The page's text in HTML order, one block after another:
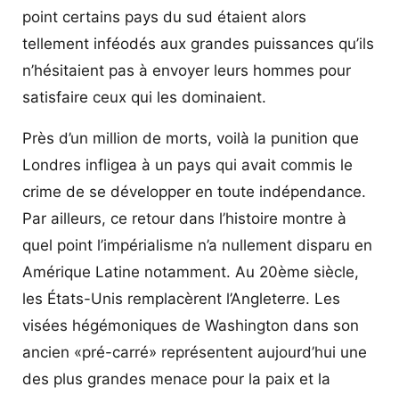
point certains pays du sud étaient alors
tellement inféodés aux grandes puissances qu’ils
n’hésitaient pas à envoyer leurs hommes pour
satisfaire ceux qui les dominaient.
Près d’un million de morts, voilà la punition que
Londres infligea à un pays qui avait commis le
crime de se développer en toute indépendance.
Par ailleurs, ce retour dans l’histoire montre à
quel point l’impérialisme n’a nullement disparu en
Amérique Latine notamment. Au 20ème siècle,
les États-Unis remplacèrent l’Angleterre. Les
visées hégémoniques de Washington dans son
ancien «pré-carré» représentent aujourd’hui une
des plus grandes menace pour la paix et la